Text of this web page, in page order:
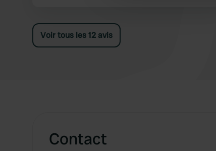
Voir tous les 12 avis
Contact